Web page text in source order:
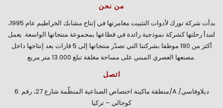
من نحن
بدأت شركة تورك لأدوات التثبيت مغامرتها في إنتاج مشابك الخراطيم عام 1995،
لتبدأ رحلتها كشركة نموذجية رائدة في قطاعها بمجموعة منتجاتها الواسعة. يعمل
أكثر من 190 موظفا بشركتنا التي تصدّر منتجاتها إلى 5 قارات بعد إنتاجها داخل
مصنعها العصري المبني على مساحة مغلقة تبلغ 13.000 متر مربع.
اتصل
منطقة ماكينة اختصاص الصناعية المنظّمة شارع 27، رقم :6/A ديلاوفاسي/
كوجالي – تركيا